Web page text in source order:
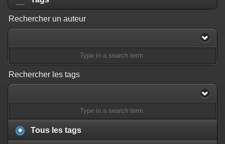
on line182
Deprecated: Creation of dynamic property
Smarty_Internal_Template::$compiled is deprecated in
/home/quemperv/www/photos/include/smarty/libs/sysplugins/
on line
is deprecated in
/home/quemperv/www/photos/_data/templates_c/
Rechercher un auteur
Rechercher les tags
Tous les tags